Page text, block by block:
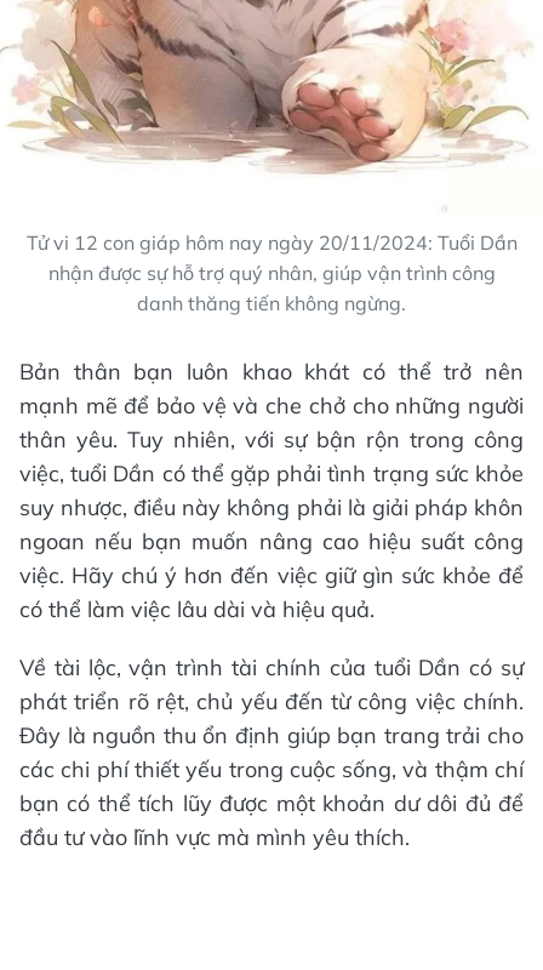
Tử vi 12 con giáp hôm nay ngày 20/11/2024: Tuổi Dần
nhận được sự hỗ trợ quý nhân, giúp vận trình công
danh thăng tiến không ngừng.
Bản thân bạn luôn khao khát có thể trở nên
mạnh mẽ để bảo vệ và che chở cho những người
thân yêu. Tuy nhiên, với sự bận rộn trong công
việc, tuổi Dần có thể gặp phải tình trạng sức khỏe
suy nhược, điều này không phải là giải pháp khôn
ngoan nếu bạn muốn nâng cao hiệu suất công
việc. Hãy chú ý hơn đến việc giữ gìn sức khỏe để
có thể làm việc lâu dài và hiệu quả.
Về tài lộc, vận trình tài chính của tuổi Dần có sự
phát triển rõ rệt, chủ yếu đến từ công việc chính.
Đây là nguồn thu ổn định giúp bạn trang trải cho
các chi phí thiết yếu trong cuộc sống, và thậm chí
bạn có thể tích lũy được một khoản dư dôi đủ để
đầu tư vào lĩnh vực mà mình yêu thích.